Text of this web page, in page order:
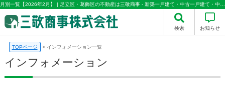
検索 お知らせ
TOPページ > インフォメーション一覧
インフォメーション